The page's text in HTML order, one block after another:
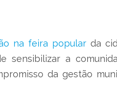
na feira popularda
sensibilizar a
da gestão